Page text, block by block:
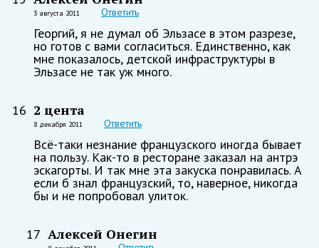
3 августа 2011 Ответить
Георгий, я не думал об Эльзасе в этом разрезе,
но готов с вами согласиться. Единственно, как
мне показалось, детской инфраструктуры в
Эльзасе не так уж много.
16 2 цента
8 декабря 2011 Ответить
Всё-таки незнание французского иногда бывает
на пользу. Как-то в ресторане заказал на антрэ
эскагорты. И так мне эта закуска понравилась. А
если б знал французский, то, наверное, никогда
бы и не попробовал улиток.
17 Алексей Онегин